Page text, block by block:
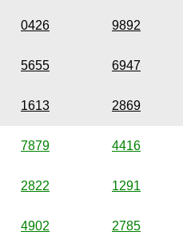
0426 9892
5655 6947
1613 2869
7879 4416
2822 1291
4902 2785